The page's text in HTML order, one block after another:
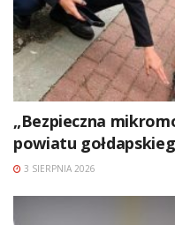
„Bezpieczna
powiatu
3 SIERPNIA 2026